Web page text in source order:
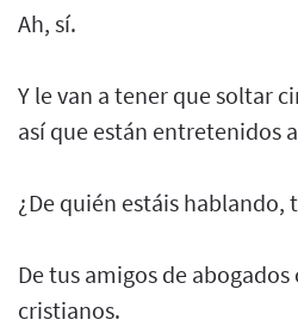
Ah, sí.
Y le van a tener que soltar
así que están entretenidos
¿De quién estáis hablando,
De tus amigos de
cristianos.